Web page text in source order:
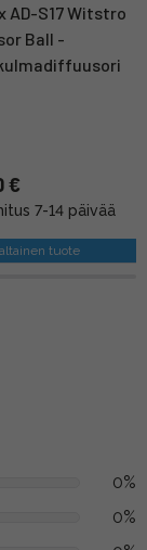
AD-S17 Witstro
Ball -
€
7-14 päivää
tuote
0%
0%